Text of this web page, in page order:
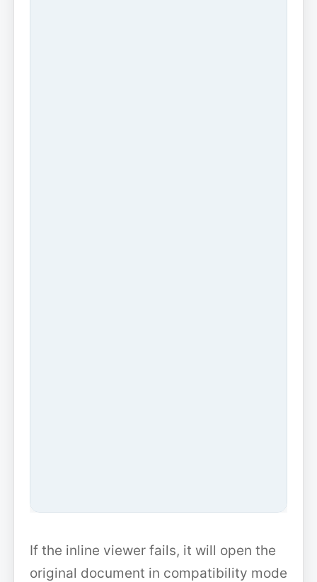
If the inline viewer fails, it will open the
original document in compatibility mode